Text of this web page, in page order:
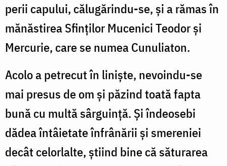
perii capului, călugărindu-se, și a rămas în
mănăstirea Sfinților Mucenici Teodor și
Mercurie, care se numea Cunuliaton.
Acolo a petrecut în liniște, nevoindu-se
mai presus de om și păzind toată fapta
bună cu multă sârguință. Și îndeosebi
dădea întâietate înfrânării și smereniei
decât celorlalte, știind bine că săturarea